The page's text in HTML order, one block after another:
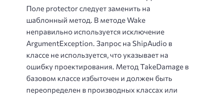
Поле protector следует заменить на
шаблонный метод. В методе Wake
неправильно используется исключение
ArgumentException. Запрос на ShipAudio в
классе не используется, что указывает на
ошибку проектирования. Метод TakeDamage в
базовом классе избыточен и должен быть
переопределен в производных классах или